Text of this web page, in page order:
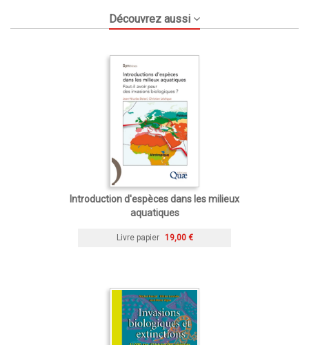
Découvrez aussi
Introduction d'espèces dans les milieux
aquatiques
Livre papier 19,00 €